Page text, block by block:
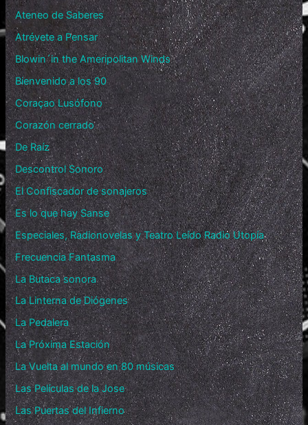
Ateneo de Saberes
Atrévete a Pensar
Blowin´in the Ameripolitan Winds
Bienvenido a los 90
Coraçao Lusófono
Corazón cerrado
De Raíz
Descontrol Sonoro
El Confiscador de sonajeros
Es lo que hay Sanse
Especiales, Radionovelas y Teatro Leído Radio Utopía
Frecuencia Fantasma
La Butaca sonora
La Linterna de Diógenes
La Pedalera
La Próxima Estación
La Vuelta al mundo en 80 músicas
Las Películas de la Jose
Las Puertas del Infierno